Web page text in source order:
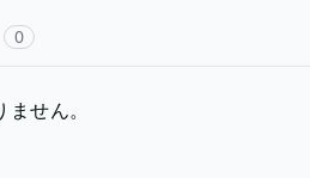
0
せん。